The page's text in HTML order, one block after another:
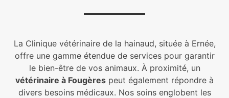
La Clinique vétérinaire de la hainaud, située à Ernée,
offre une gamme étendue de services pour garantir
le bien-être de vos animaux. À proximité, un
vétérinaire à Fougères peut également répondre à
divers besoins médicaux. Nos soins englobent les